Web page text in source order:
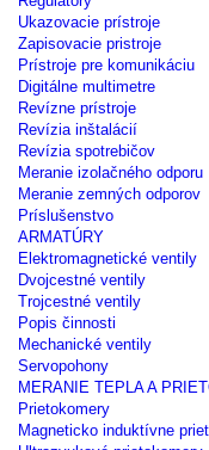
Ukazovacie prístroje
Zapisovacie pristroje
Prístroje pre komunikáciu
Digitálne multimetre
Revízne prístroje
Revízia inštalácií
Revízia spotrebičov
Meranie izolačného odporu
Meranie zemných odporov
Príslušenstvo
ARMATÚRY
Elektromagnetické ventily
Dvojcestné ventily
Trojcestné ventily
Popis činnosti
Mechanické ventily
Servopohony
MERANIE TEPLA A
Prietokomery
Magneticko induktívne